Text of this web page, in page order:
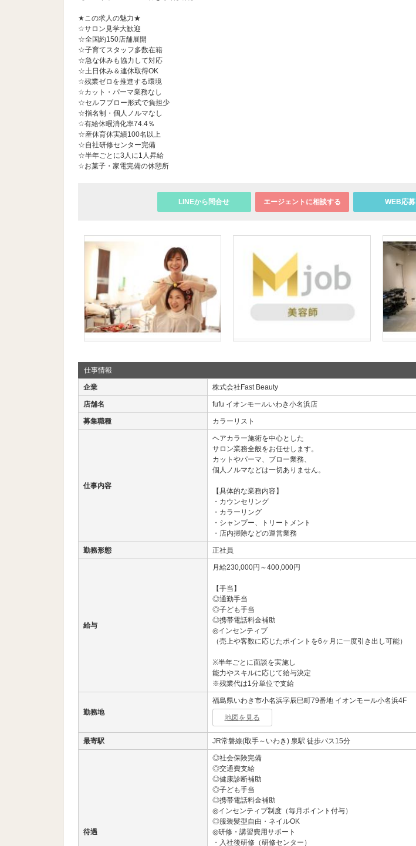
★この求人の魅力★
☆サロン見学大歓迎
☆全国約150店舗展開
☆子育てスタッフ多数在籍
☆急な休みも協力して対応
☆土日休み＆連休取得OK
☆残業ゼロを推進する環境
☆カット・パーマ業務なし
☆セルフブロー形式で負担少
☆指名制・個人ノルマなし
☆有給休暇消化率74.4％
☆産休育休実績100名以上
☆自社研修センター完備
☆半年ごとに3人に1人昇給
☆お菓子・家電完備の休憩所
LINEから問合せ エージェントに相談する WEB応募
仕事情報
企業 株式会社Fast Beauty
店舗名 fufu イオンモールいわき小名浜店
募集職種 カラーリスト
仕事内容
ヘアカラー施術を中心とした
サロン業務全般をお任せします。
カットやパーマ、ブロー業務、
個人ノルマなどは一切ありません。
【具体的な業務内容】
・カウンセリング
・カラーリング
・シャンプー、トリートメント
・店内掃除などの運営業務
勤務形態 正社員
給与
月給230,000円～400,000円
【手当】
◎通勤手当
◎子ども手当
◎携帯電話料金補助
◎インセンティブ
（売上や客数に応じたポイントを6ヶ月に一度引き出し可能）
※半年ごとに面談を実施し
能力やスキルに応じて給与決定
※残業代は1分単位で支給
勤務地
福島県いわき市小名浜字辰巳町79番地 イオンモール小名浜4F
地図を見る
最寄駅 JR常磐線(取手～いわき) 泉駅 徒歩バス15分
待遇
◎社会保険完備
◎交通費支給
◎健康診断補助
◎子ども手当
◎携帯電話料金補助
◎インセンティブ制度（毎月ポイント付与）
◎服装髪型自由・ネイルOK
◎研修・講習費用サポート
・入社後研修（研修センター）